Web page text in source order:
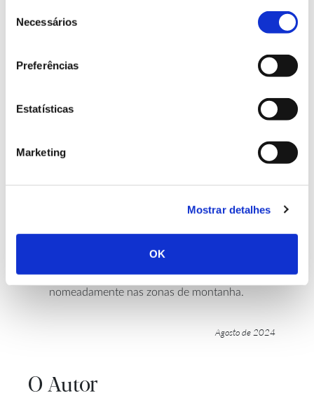
Necessários
Preferências
Estatísticas
Marketing
Mostrar detalhes
OK
a conservação da natureza e da biodiversidade;
a redução do risco de incêndio;
climáticas, com especial enfoque no seu
orgânica do solo;
produtor pecuário e para a “imagem do pastor”,
atividade como mecanismo de combate à
nomeadamente nas zonas de montanha.
Agosto de 2024
O Autor